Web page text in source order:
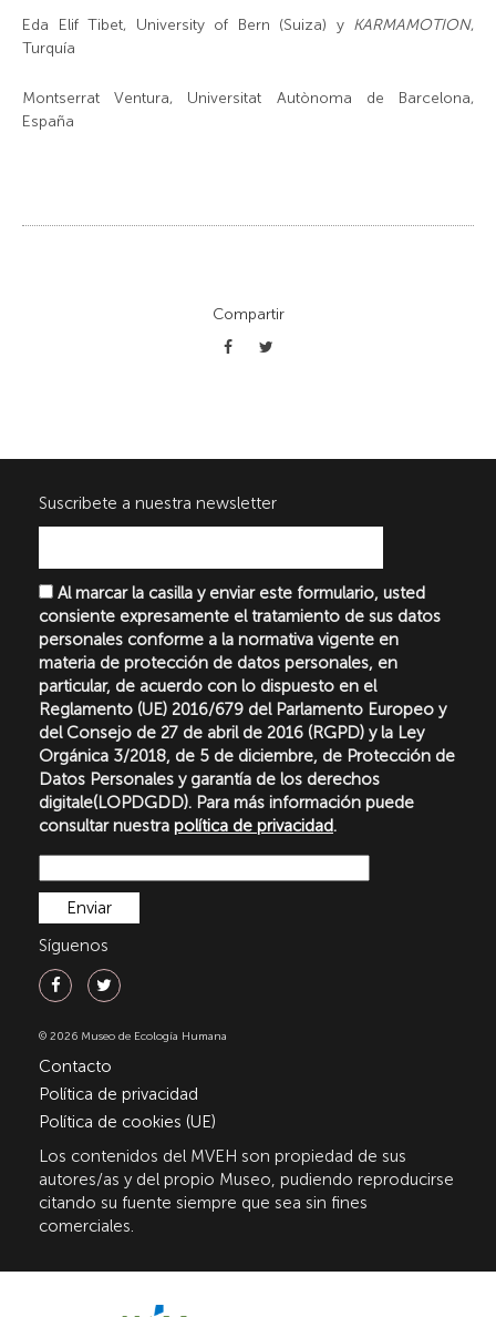
Eda Elif Tibet, University of Bern (Suiza) y KARMAMOTION,
Turquía
Montserrat Ventura, Universitat Autònoma de Barcelona,
España
Compartir
Suscribete a nuestra newsletter
Al marcar la casilla y enviar este formulario, usted
consiente expresamente el tratamiento de sus datos
personales conforme a la normativa vigente en
materia de protección de datos personales, en
particular, de acuerdo con lo dispuesto en el
Reglamento (UE) 2016/679 del Parlamento Europeo y
del Consejo de 27 de abril de 2016 (RGPD) y la Ley
Orgánica 3/2018, de 5 de diciembre, de Protección de
Datos Personales y garantía de los derechos
digitale(LOPDGDD). Para más información puede
consultar nuestra política de privacidad.
Síguenos
© 2026 Museo de Ecología Humana
Contacto
Política de privacidad
Política de cookies (UE)
Los contenidos del MVEH son propiedad de sus
autores/as y del propio Museo, pudiendo reproducirse
citando su fuente siempre que sea sin fines
comerciales.